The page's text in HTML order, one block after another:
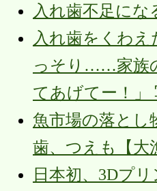
入れ歯不足にな
入れ歯をくわえ
っそり……家族
てあげてー！」
魚市場の落と
歯、つえも【大
日本初、3Dプ